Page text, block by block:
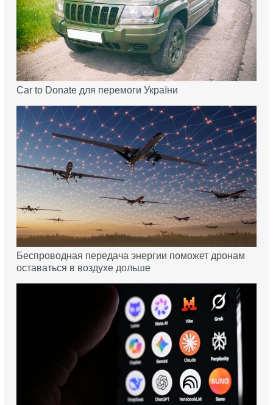
Car to Donate для перемоги України
Беспроводная передача энергии поможет дронам
оставаться в воздухе дольше